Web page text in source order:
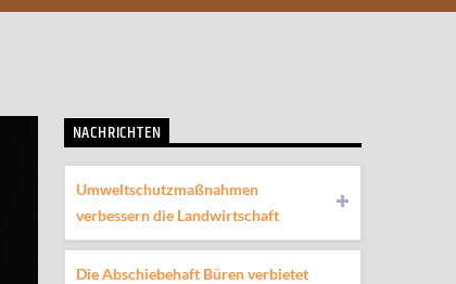
NACHRICHTEN
Umweltschutzmaßnahmen
verbessern die Landwirtschaft
Die Abschiebehaft Büren verbietet